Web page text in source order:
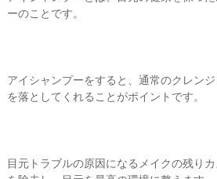
ーのことです。
アイシャンプーをすると、通常のクレン
を落としてくれることがポイントです。
目元トラブルの原因になるメイクの残り